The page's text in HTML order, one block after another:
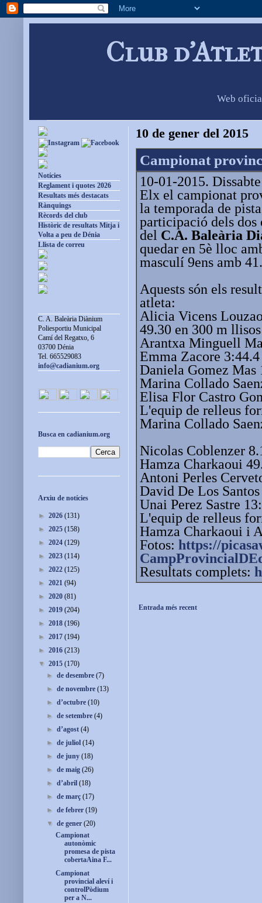
Club
Web
10 de gener del 2015
Campionat
10-01-2015.
Elx el campionat
la temporada de
participació dels
del C.A. Baleària
quedar en 5è lloc
masculí 9ens amb
Aquests són els
atleta:
Alicia Vicens
49.30 en 300 m llisos
Arantxa Minguell
Emma Zacore
Daniela Gomez Mas
Marina Collado
Elisa Flor Castro
L'equip de relleus
Marina Collado
Nicolas Coblenzer
Hamza Charkaoui
Antoni Perles
David De Los
Unai Perez Sastre
L'equip de relleus
Hamza Charkaoui i
Fotos: https://
Resultats complets:
Entrada més recent
Notícies
Reglament i quotes 2026
Resultats més destacats
Rànquings
Rècords del club
Històric de resultats Mitja i
Volta a peu de Dénia
Llista de correu
C. A. Baleària Diànium
Poliesportiu Municipal
Camí del Regatxo, 6
03700 Dénia
Tel. 665529083
info@cadianium.org
Busca en cadianium.org
Arxiu de notícies
► 2026 (131)
► 2025 (158)
► 2024 (129)
► 2023 (114)
► 2022 (125)
► 2021 (94)
► 2020 (81)
► 2019 (204)
► 2018 (196)
► 2017 (194)
► 2016 (213)
▼ 2015 (170)
►de desembre(7)
►de novembre(13)
►d’octubre(10)
►de setembre(4)
►d’agost(4)
►de juliol(14)
►de juny(18)
►de maig(26)
►d’abril(18)
►de març(17)
►de febrer(19)
▼de gener(20)
Campionat
autonòmic
promesa de pista
cobertaAina F...
Campionat
provincial aleví i
controlPòdium
per a N...